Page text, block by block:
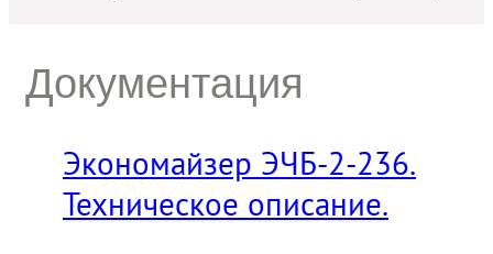
Документация
Экономайзер ЭЧБ-2-236.
Техническое описание.